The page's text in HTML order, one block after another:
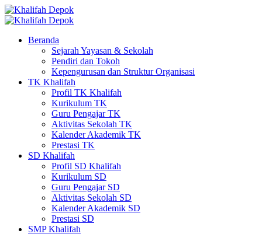
Beranda
Sejarah Yayasan & Sekolah
Pendiri dan Tokoh
Kepengurusan dan Struktur Organisasi
TK Khalifah
Profil TK Khalifah
Kurikulum TK
Guru Pengajar TK
Aktivitas Sekolah TK
Kalender Akademik TK
Prestasi TK
SD Khalifah
Profil SD Khalifah
Kurikulum SD
Guru Pengajar SD
Aktivitas Sekolah SD
Kalender Akademik SD
Prestasi SD
SMP Khalifah